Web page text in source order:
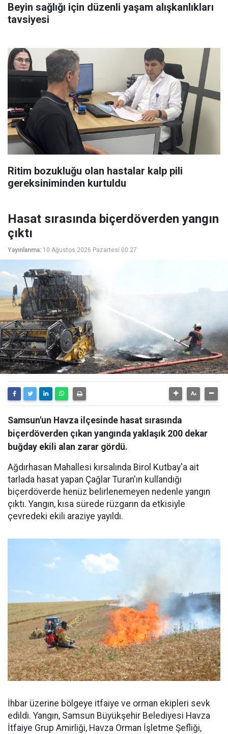
Beyin sağlığı için düzenli yaşam alışkanlıkları
tavsiyesi
Ritim bozukluğu olan hastalar kalp pili
gereksiniminden kurtuldu
Hasat sırasında biçerdöverden yangın
çıktı
Yayınlanma: 10 Ağustos 2026 Pazartesi 00:27
Samsun'un Havza ilçesinde hasat sırasında
biçerdöverden çıkan yangında yaklaşık 200 dekar
buğday ekili alan zarar gördü.
Ağdırhasan Mahallesi kırsalında Birol Kutbay'a ait
tarlada hasat yapan Çağlar Turan'ın kullandığı
biçerdöverde henüz belirlenemeyen nedenle yangın
çıktı. Yangın, kısa sürede rüzgarın da etkisiyle
çevredeki ekili araziye yayıldı.
İhbar üzerine bölgeye itfaiye ve orman ekipleri sevk
edildi. Yangın, Samsun Büyükşehir Belediyesi Havza
İtfaiye Grup Amirliği, Havza Orman İşletme Şefliği,